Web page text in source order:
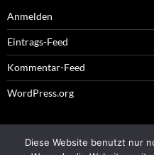
Anmelden
Eintrags-Feed
Kommentar-Feed
WordPress.org
Impressum
Diese Website benutzt nur